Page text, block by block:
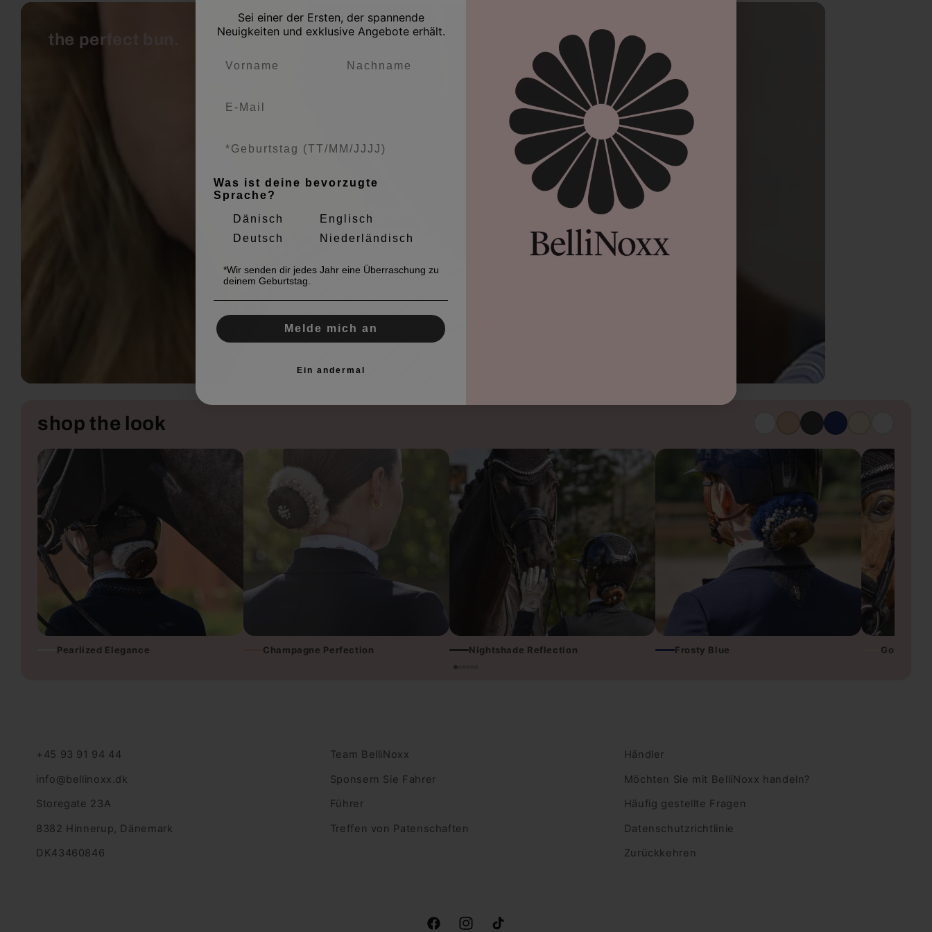
einfach zuerst auf und binde dir dann den Pferdeschwanz.
the perfect bun.
shop the look
Pearlized Elegance Champagne Perfection Nightshade Reflection Frosty Blue Golden
+45 93 91 94 44
info@bellinoxx.dk
Storegate 23A
8382 Hinnerup, Dänemark
DK43460846
Team BelliNoxx
Sponsern Sie Fahrer
Führer
Treffen von Patenschaften
Händler
Möchten Sie mit BelliNoxx handeln?
Häufig gestellte Fragen
Datenschutzrichtlinie
Zurückkehren
Sei einer der Ersten, der spannende
Neuigkeiten und exklusive Angebote erhält.
Was ist deine bevorzugte
Sprache?
Dänisch
Englisch
Deutsch
Niederländisch
*Wir senden dir jedes Jahr eine Überraschung zu
deinem Geburtstag.
Melde mich an
Ein andermal